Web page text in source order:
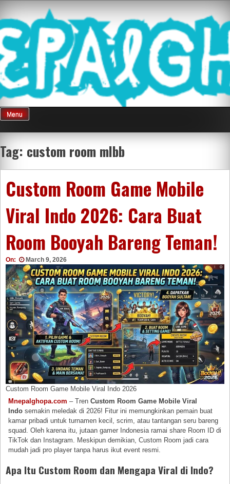
content
Mnepalghopa
Review Game
Terkini Paling
Seluruh Di
Indonesia
Menu
Tag: custom room mlbb
Custom Room Game Mobile
Viral Indo 2026: Cara Buat
Room Booyah Bareng Teman!
On: March 9, 2026
Custom Room Game Mobile Viral Indo 2026
Mnepalghopa.com – TrenCustom Room Game Mobile Viral
Indo semakin meledak di 2026! Fitur ini memungkinkan pemain buat
kamar pribadi untuk turnamen kecil, scrim, atau tantangan seru bareng
squad. Oleh karena itu, jutaan gamer Indonesia ramai share Room ID di
TikTok dan Instagram. Meskipun demikian, Custom Room jadi cara
mudah jadi pro player tanpa harus ikut event resmi.
Apa Itu Custom Room dan Mengapa Viral di Indo?